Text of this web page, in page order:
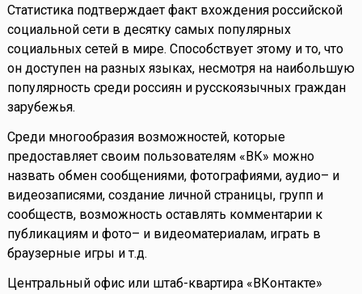
Статистика подтверждает факт вхождения российской
социальной сети в десятку самых популярных
социальных сетей в мире. Способствует этому и то, что
он доступен на разных языках, несмотря на наибольшую
популярность среди россиян и русскоязычных граждан
зарубежья.
Среди многообразия возможностей, которые
предоставляет своим пользователям «ВК» можно
назвать обмен сообщениями, фотографиями, аудио– и
видеозаписями, создание личной страницы, групп и
сообществ, возможность оставлять комментарии к
публикациям и фото– и видеоматериалам, играть в
браузерные игры и т.д.
Центральный офис или штаб-квартира «ВКонтакте»